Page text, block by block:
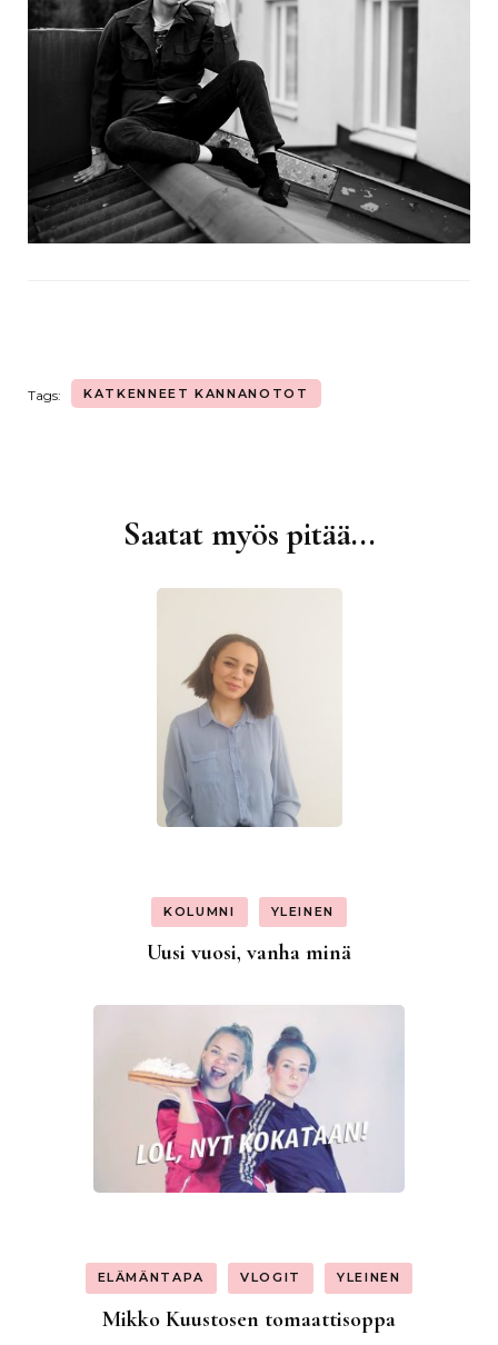
Tags: KATKENNEET KANNANOTOT
Saatat myös pitää...
KOLUMNI YLEINEN
Uusi vuosi, vanha minä
ELÄMÄNTAPA VLOGIT YLEINEN
Mikko Kuustosen tomaattisoppa